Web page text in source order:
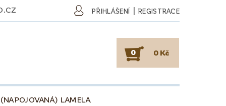
PŘIHLÁŠENÍ | REGISTRACE
0 0 Kč
LAMELA